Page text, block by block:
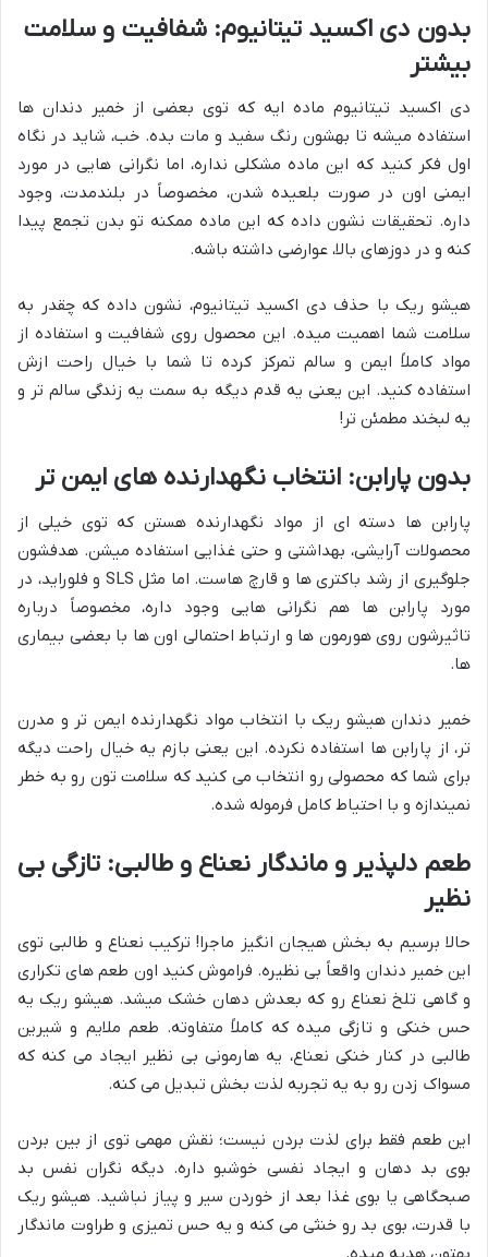
بدون دی اکسید تیتانیوم: شفافیت و سلامت
بیشتر
دی اکسید تیتانیوم ماده ایه که توی بعضی از خمیر دندان ها
استفاده میشه تا بهشون رنگ سفید و مات بده. خب، شاید در نگاه
اول فکر کنید که این ماده مشکلی نداره، اما نگرانی هایی در مورد
ایمنی اون در صورت بلعیده شدن، مخصوصاً در بلندمدت، وجود
داره. تحقیقات نشون داده که این ماده ممکنه تو بدن تجمع پیدا
کنه و در دوزهای بالا، عوارضی داشته باشه.
هیشو ریک با حذف دی اکسید تیتانیوم، نشون داده که چقدر به
سلامت شما اهمیت میده. این محصول روی شفافیت و استفاده از
مواد کاملاً ایمن و سالم تمرکز کرده تا شما با خیال راحت ازش
استفاده کنید. این یعنی یه قدم دیگه به سمت یه زندگی سالم تر و
یه لبخند مطمئن تر!
بدون پارابن: انتخاب نگهدارنده های ایمن تر
پارابن ها دسته ای از مواد نگهدارنده هستن که توی خیلی از
محصولات آرایشی، بهداشتی و حتی غذایی استفاده میشن. هدفشون
جلوگیری از رشد باکتری ها و قارچ هاست. اما مثل SLS و فلوراید، در
مورد پارابن ها هم نگرانی هایی وجود داره، مخصوصاً درباره
تاثیرشون روی هورمون ها و ارتباط احتمالی اون ها با بعضی بیماری
ها.
خمیر دندان هیشو ریک با انتخاب مواد نگهدارنده ایمن تر و مدرن
تر، از پارابن ها استفاده نکرده. این یعنی بازم یه خیال راحت دیگه
برای شما که محصولی رو انتخاب می کنید که سلامت تون رو به خطر
نمیندازه و با احتیاط کامل فرموله شده.
طعم دلپذیر و ماندگار نعناع و طالبی: تازگی بی
نظیر
حالا برسیم به بخش هیجان انگیز ماجرا! ترکیب نعناع و طالبی توی
این خمیر دندان واقعاً بی نظیره. فراموش کنید اون طعم های تکراری
و گاهی تلخ نعناع رو که بعدش دهان خشک میشد. هیشو ریک یه
حس خنکی و تازگی میده که کاملاً متفاوته. طعم ملایم و شیرین
طالبی در کنار خنکی نعناع، یه هارمونی بی نظیر ایجاد می کنه که
مسواک زدن رو به یه تجربه لذت بخش تبدیل می کنه.
این طعم فقط برای لذت بردن نیست؛ نقش مهمی توی از بین بردن
بوی بد دهان و ایجاد نفسی خوشبو داره. دیگه نگران نفس بد
صبحگاهی یا بوی غذا بعد از خوردن سیر و پیاز نباشید. هیشو ریک
با قدرت، بوی بد رو خنثی می کنه و یه حس تمیزی و طراوت ماندگار